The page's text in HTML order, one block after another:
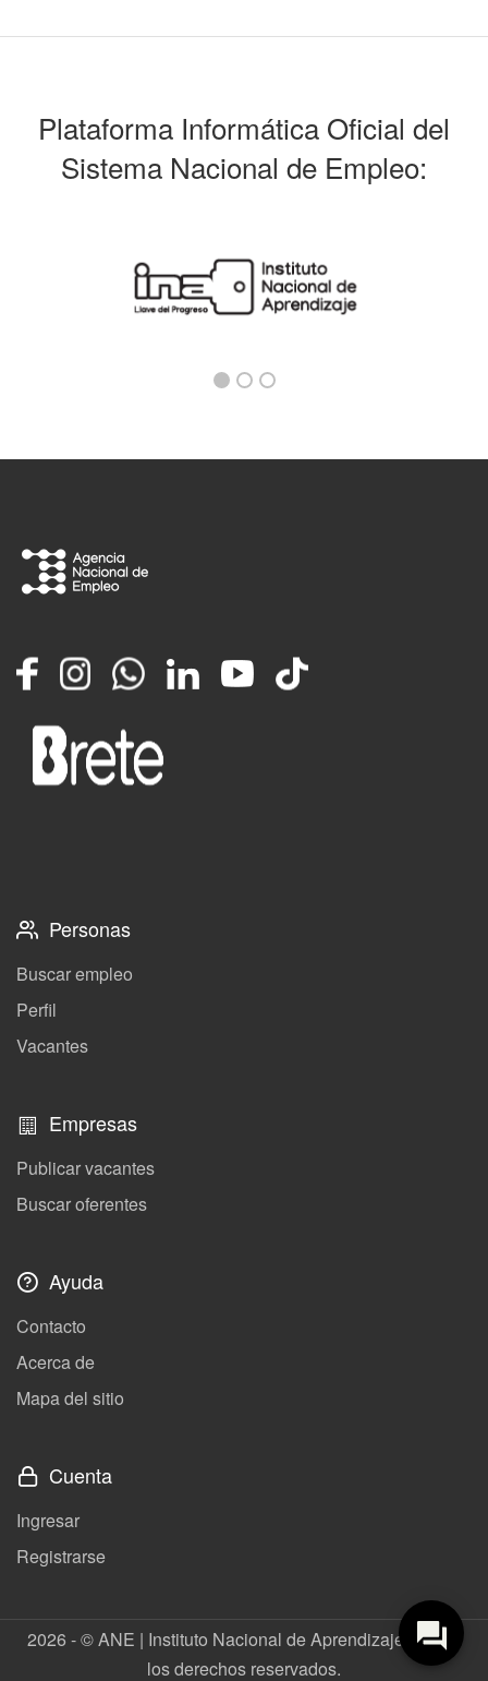
Plataforma Informática Oficial del
Sistema Nacional de Empleo:
FacebookInstagramWhatsappLinkedInYouTube
TikTok
Personas
Buscar empleo
Perfil
Vacantes
Empresas
Publicar vacantes
Buscar oferentes
Ayuda
Contacto
Acerca de
Mapa del sitio
Cuenta
Ingresar
Registrarse
2026 - © ANE | Instituto Nacional de Aprendizaje. Todos
los derechos reservados.